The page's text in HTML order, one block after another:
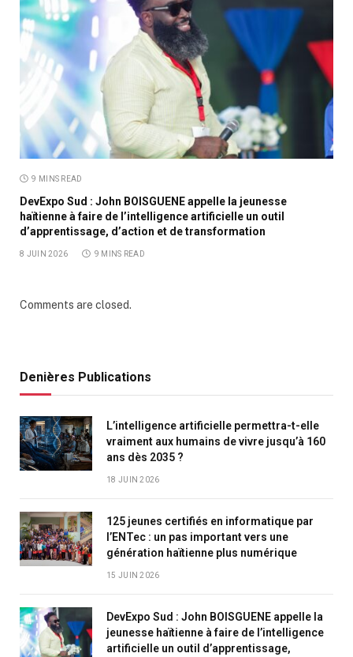
9 MINS READ
DevExpo Sud : John BOISGUENE appelle la jeunesse
haïtienne à faire de l’intelligence artificielle un outil
d’apprentissage, d’action et de transformation
8 JUIN 2026 9 MINS READ
Comments are closed.
Denières Publications
L’intelligence artificielle permettra-t-elle
vraiment aux humains de vivre jusqu’à 160
ans dès 2035 ?
18 JUIN 2026
125 jeunes certifiés en informatique par
l’ENTec : un pas important vers une
génération haïtienne plus numérique
15 JUIN 2026
DevExpo Sud : John BOISGUENE appelle la
jeunesse haïtienne à faire de l’intelligence
artificielle un outil d’apprentissage,